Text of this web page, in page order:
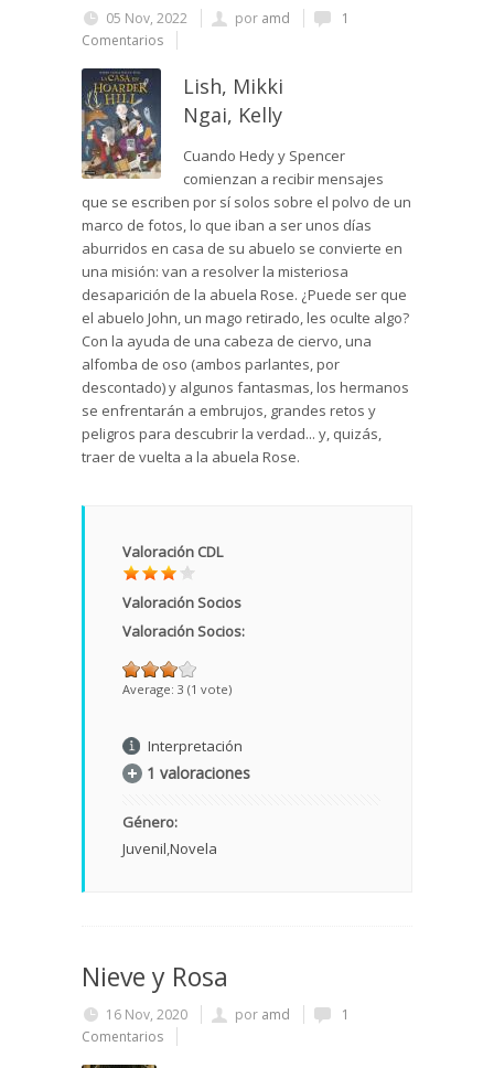
05 Nov, 2022 por amd
1
Comentarios
Lish, Mikki
Ngai, Kelly
Cuando Hedy y Spencer
comienzan a recibir mensajes
que se escriben por sí solos sobre el polvo de un
marco de fotos, lo que iban a ser unos días
aburridos en casa de su abuelo se convierte en
una misión: van a resolver la misteriosa
desaparición de la abuela Rose. ¿Puede ser que
el abuelo John, un mago retirado, les oculte algo?
Con la ayuda de una cabeza de ciervo, una
alfomba de oso (ambos parlantes, por
descontado) y algunos fantasmas, los hermanos
se enfrentarán a embrujos, grandes retos y
peligros para descubrir la verdad... y, quizás,
traer de vuelta a la abuela Rose.
Valoración CDL
Valoración Socios
Valoración Socios:
Average: 3 (1 vote)
Interpretación
1 valoraciones
Género:
Juvenil Novela
Nieve y Rosa
16 Nov, 2020 por amd
1
Comentarios